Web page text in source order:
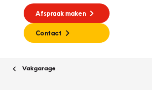
Afspraak maken
Contact
Vakgarage